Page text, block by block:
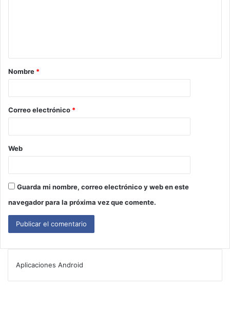
Nombre *
Correo electrónico *
Web
Guarda mi nombre, correo electrónico y web en este
navegador para la próxima vez que comente.
Aplicaciones Android